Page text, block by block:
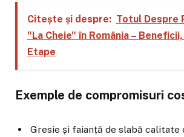
Citește și despre: Totul Despre
"La Cheie" în România –
Etape
Exemple de compromisuri
Gresie și faianță de slabă calitate